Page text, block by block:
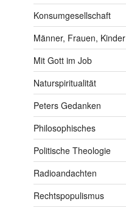
Konsumgesellschaft
Männer, Frauen, Kinder
Mit Gott im Job
Naturspiritualität
Peters Gedanken
Philosophisches
Politische Theologie
Radioandachten
Rechtspopulismus